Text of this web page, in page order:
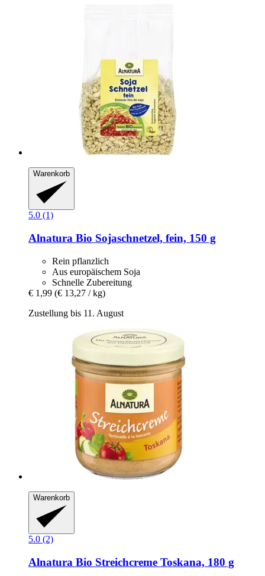
Warenkorb
5.0 (1)
Alnatura Bio Sojaschnetzel, fein, 150 g
Rein pflanzlich
Aus europäischem Soja
Schnelle Zubereitung
€ 1,99 (€ 13,27 / kg)
Zustellung bis 11. August
Warenkorb
5.0 (2)
Alnatura Bio Streichcreme Toskana, 180 g